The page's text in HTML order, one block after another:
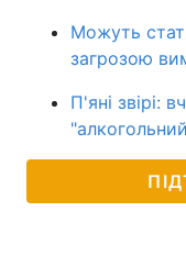
Можуть
загрозою
П'яні звірі: